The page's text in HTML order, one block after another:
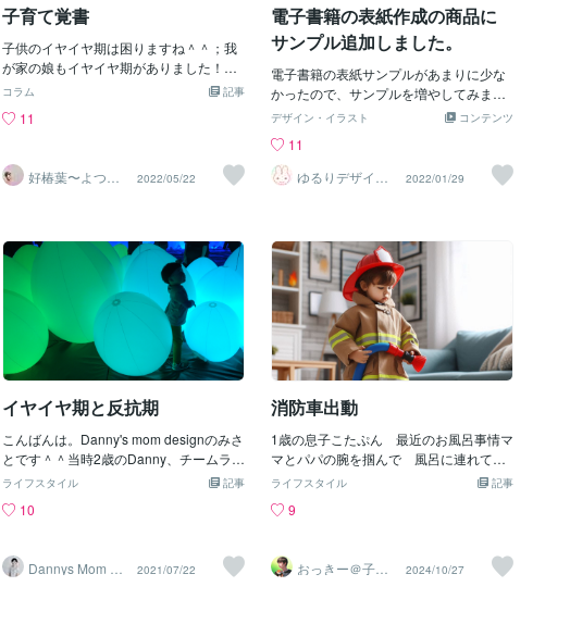
子育て覚書
子供のイヤイヤ期は困りますね＾＾；我
が家の娘もイヤイヤ期がありました！保
育園に行く時にも「私が」「自分で」
ないですか？通勤が、、、こっちがやっ
声が漏れていませんでしたか？私は、心
の声が漏れていたので顔がとっても怖か
す！でも、よく考えてくださいその怒り
は、、、子供が原因ですか？実は、違う
ことが多いです。子供に対して、イライ
ラする前にちょっと一呼吸置いてみてき
っと原因は他にありますよどうしても、
イライラしてしまったら、どうぞ、1分で
いいのでお電話くださいね＾＾今日も読
んでくださり、ありがとうございました
♡
記事
コラム
11
好椿葉〜よつ
ば〜
2022/05/22
電子書籍の表紙作成の商品に
サンプル追加しました。
電子書籍の表紙サンプルがあまりに少な
かったので、サンプルを増やしてみまし
た。サンプルですので、実際には存在し
読みたいなーと思いつつ作ってみまし
た。イヤイヤ期エピソードは実際にあっ
たものです。（今でもあります）他に
エレベーター昇降・無限エスカレーター
昇降・閉店後のドーナツ屋の前でラーメ
ン食べたいと号泣などなど。毎日が理不
尽すぎる！
コンテンツ
デザイン・イラスト
11
ゆるりデザイン
＠夏季休暇中
2022/01/29
イヤイヤ期と反抗期
こんばんは。Danny's mom designのみさ
とです＾＾当時2歳のDanny、チームラボ
に行った時の写真です。この時はまさに
お菓子が買えないとイヤイヤ！寄り道で
通りにならないとイヤイヤ！きっとイヤ
イヤ期に悩まされている方も多いのでは
記事
ライフスタイル
10
Dannys Mom De 2021/07/22
消防車出動
1歳の息子こたぷん 最近のお風呂事情マ
マとパパの腕を掴んで 風呂に連れてく
ひとりでも欠けるとギャン泣き一回体験
か床に這いつくばって泣き叫ぶ頭と身体
その後はどうも嫌われたよう、、、とい
うわけで リクエストを受けざるを得な
記事
ライフスタイル
9
おっきー＠子育
て応援レッサー
2024/10/27